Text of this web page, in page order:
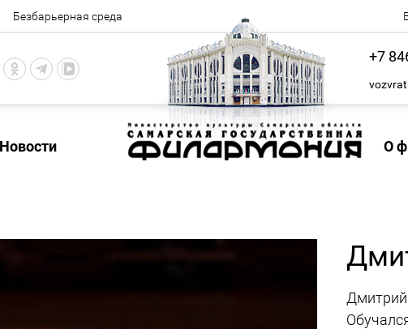
Безбарьерная среда
+7
Новости О
Дмитрий